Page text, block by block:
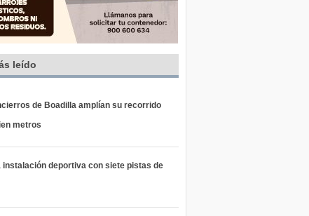
leído
de Boadilla amplían su recorrido
metros
instalación deportiva con siete pistas de